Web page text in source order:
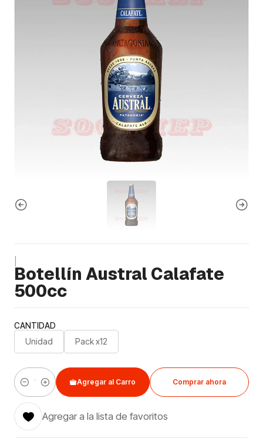
Botellín Austral Calafate
500cc
CANTIDAD
Unidad Pack x12
Cantidad
Agregar al Carro Comprar ahora
Agregar a la lista de favoritos